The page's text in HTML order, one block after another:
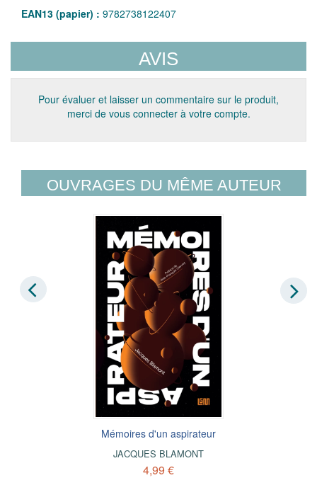
EAN13 (papier) : 9782738122407
AVIS
Pour évaluer et laisser un commentaire sur le produit,
merci de vous connecter à votre compte.
OUVRAGES DU MÊME AUTEUR
Mémoires d'un aspirateur
JACQUES BLAMONT
4,99 €